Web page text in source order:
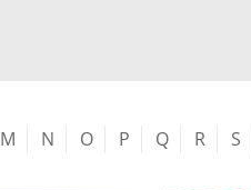
M N O P Q R S